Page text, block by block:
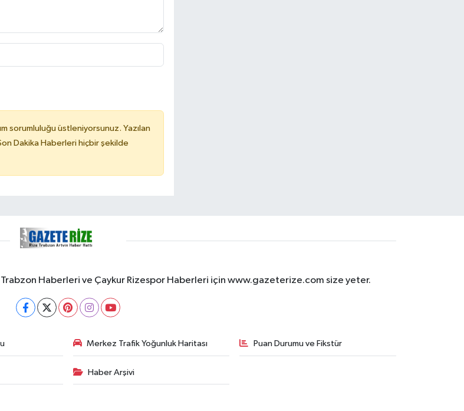
sorumluluğu üstleniyorsunuz. Yazılan
Dakika Haberleri hiçbir şekilde
Haberleri ve Çaykur Rizespor Haberleri için www.gazeterize.com size yeter.
Merkez Trafik Yoğunluk Haritası Puan Durumu ve Fikstür
Haber Arşivi